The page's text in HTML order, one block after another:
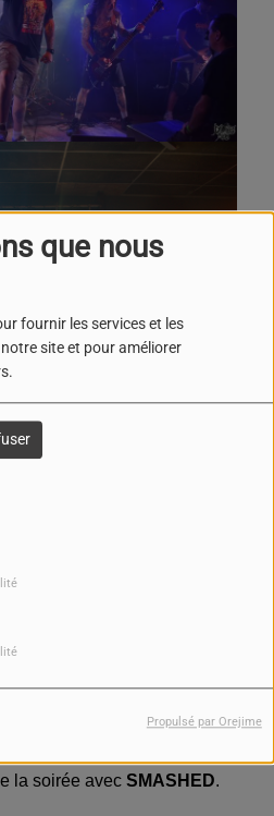
que nous
fournir les services et les
site et pour améliorer
Propulsé par Orejime
la soirée avec SMASHED.